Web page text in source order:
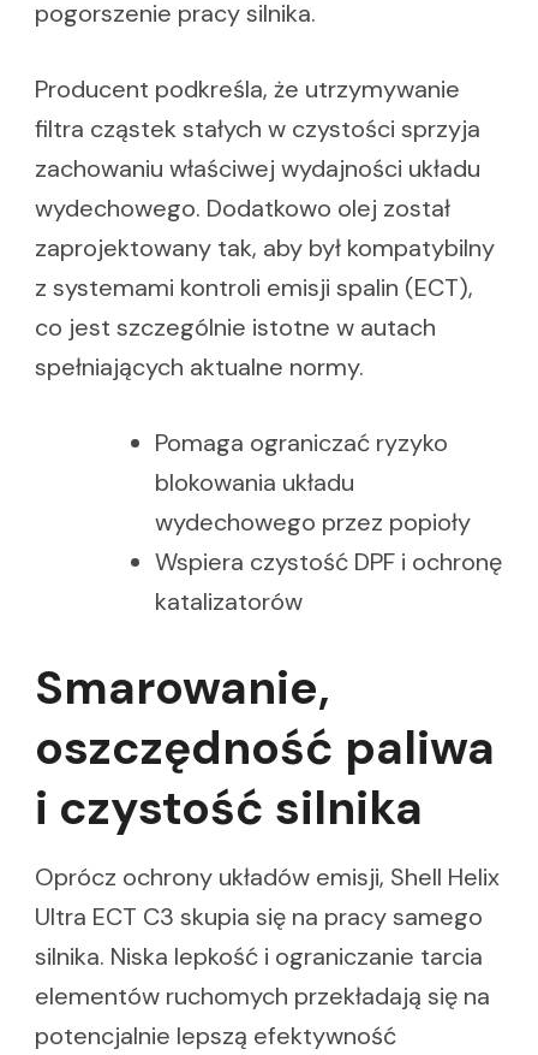
pogorszenie pracy silnika.
Producent podkreśla, że utrzymywanie
filtra cząstek stałych w czystości sprzyja
zachowaniu właściwej wydajności układu
wydechowego. Dodatkowo olej został
zaprojektowany tak, aby był kompatybilny
z systemami kontroli emisji spalin (ECT),
co jest szczególnie istotne w autach
spełniających aktualne normy.
Pomaga ograniczać ryzyko
blokowania układu
wydechowego przez popioły
Wspiera czystość DPF i ochronę
katalizatorów
Smarowanie,
oszczędność paliwa
i czystość silnika
Oprócz ochrony układów emisji, Shell Helix
Ultra ECT C3 skupia się na pracy samego
silnika. Niska lepkość i ograniczanie tarcia
elementów ruchomych przekładają się na
potencjalnie lepszą efektywność